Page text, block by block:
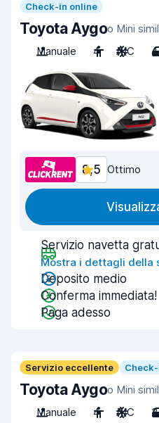
Check-in online
Toyota Aygoo Mini
Manuale
4 A/C 4
8,5 Ottimo
Servizio navetta
Mostra i dettagli della
Deposito medio
Conferma immediata!
Paga adesso
Servizio eccellente
Toyota Aygoo Mini
Manuale
4 A/C 3